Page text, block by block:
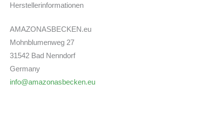
Herstellerinformationen
AMAZONASBECKEN.eu
Mohnblumenweg 27
31542 Bad Nenndorf
Germany
info@amazonasbecken.eu